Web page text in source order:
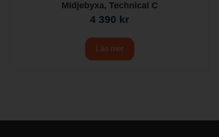
Midjebyxa, Technical C
4 390 kr
Läs mer